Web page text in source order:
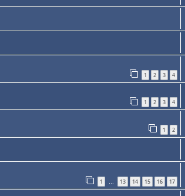
1 2 3 4
1 2 3 4
1 2
1 … 13 14 15 16 17